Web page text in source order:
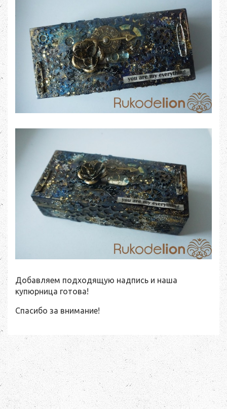
Добавляем подходящую надпись и наша
купюрница готова!
Спасибо за внимание!